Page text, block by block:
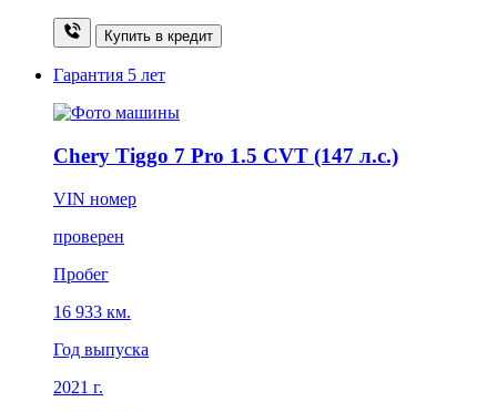
Купить в кредит
Гарантия 5 лет
Chery Tiggo 7 Pro 1.5 CVT (147 л.с.)
VIN номер
проверен
Пробег
16 933 км.
Год выпуска
2021 г.